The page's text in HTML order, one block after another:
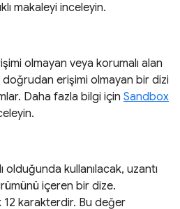
makaleyi inceleyin.
olmayan veya korumalı alan
doğrudan erişimi olmayan bir dizi
Daha fazla bilgi için Sandbox
olduğunda kullanılacak, uzantı
içeren bir dize.
12 karakterdir. Bu değer